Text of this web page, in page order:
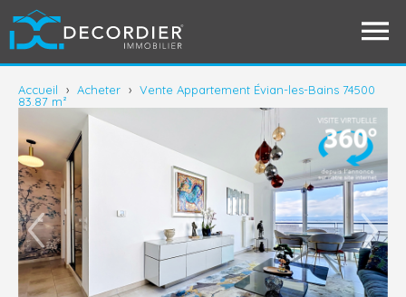
Accueil › Acheter › Vente Appartement Évian-les-Bains 74500
83.87 m²